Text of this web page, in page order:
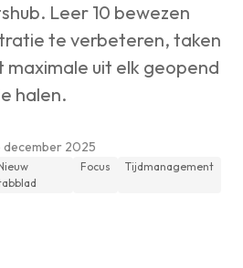
Leer 10 bewezen
te verbeteren, taken
uit elk geopend
halen.
december 2025
Focus Tijdmanagement